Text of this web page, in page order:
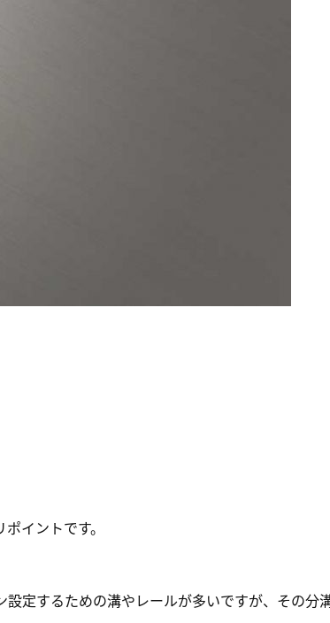
イントです。
定するための溝やレールが多いですが、その分